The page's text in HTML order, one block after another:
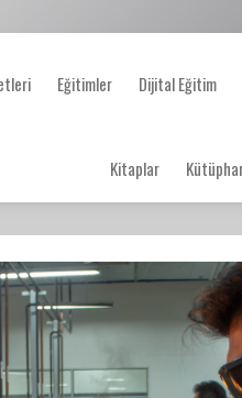
Eğitimler Dijital Eğitim
Kitaplar